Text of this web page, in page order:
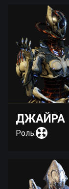
ДЖАЙРА
Роль: